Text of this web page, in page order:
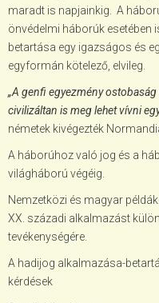
maradt is napjainkig. A
önvédelmi háborúk esetében
betartása egy igazságos és
egyformán kötelező, elvileg.
„A genfi egyezmény
civilizáltan is meg lehet vívni
németek kivégezték
A háborúhoz való jog és a
világháború végéig.
Nemzetközi és magyar
XX. századi alkalmazást
tevékenységére.
A hadijog alkalmazása-
kérdések